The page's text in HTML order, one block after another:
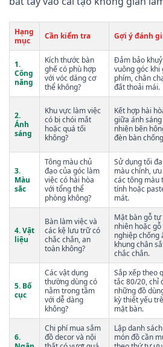
Hạng
mục
Cần kiểm tra Gợi ý đánh
1.
Công
năng
Kích thước bàn
ghế có phù hợp
với vóc dáng cơ
thể không?
Đảm bảo
vuông góc khi
phím, chân
đất thoải mái.
2.
Ánh
sáng
Khu vực làm việc
có bị chói mắt
hoặc quá tối
không?
Kết hợp hài
giữa ánh
nhiên bên
đèn bàn
3.
Màu
sắc
Tông màu chủ
đạo của góc làm
việc có hài hòa
với tổng thể
phòng không?
Sử dụng tối
màu chính,
các tông màu
tính hoặc
mát.
4. Vật
liệu
Bàn làm việc và
các kệ lưu trữ có
chắc chắn, an
toàn không?
Mặt bàn gỗ tự
nhiên hoặc
nghiệp chống
khung chân
chắc chắn.
5. Bố
cục
Các vật dụng
thường dùng có
nằm trong tầm
với dễ dàng
không?
Sắp xếp theo
tắc 80/20, chỉ
những đồ
kỳ thiết yếu
mặt bàn.
6.
Chi phí mua sắm
đồ decor và nội
Lập danh
món đồ cần